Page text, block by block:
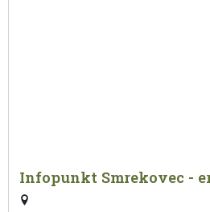
Infopunkt Smrekovec -